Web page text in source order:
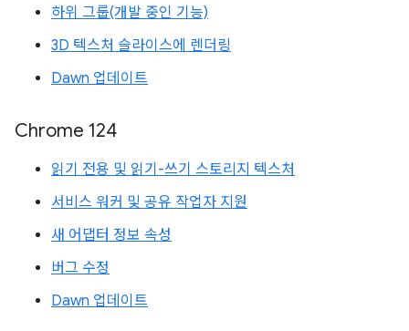
하위 그룹(개발 중인 기능)
3D 텍스처 슬라이스에 렌더링
Dawn 업데이트
Chrome 124
읽기 전용 및 읽기-쓰기 스토리지 텍스처
서비스 워커 및 공유 작업자 지원
새 어댑터 정보 속성
버그 수정
Dawn 업데이트